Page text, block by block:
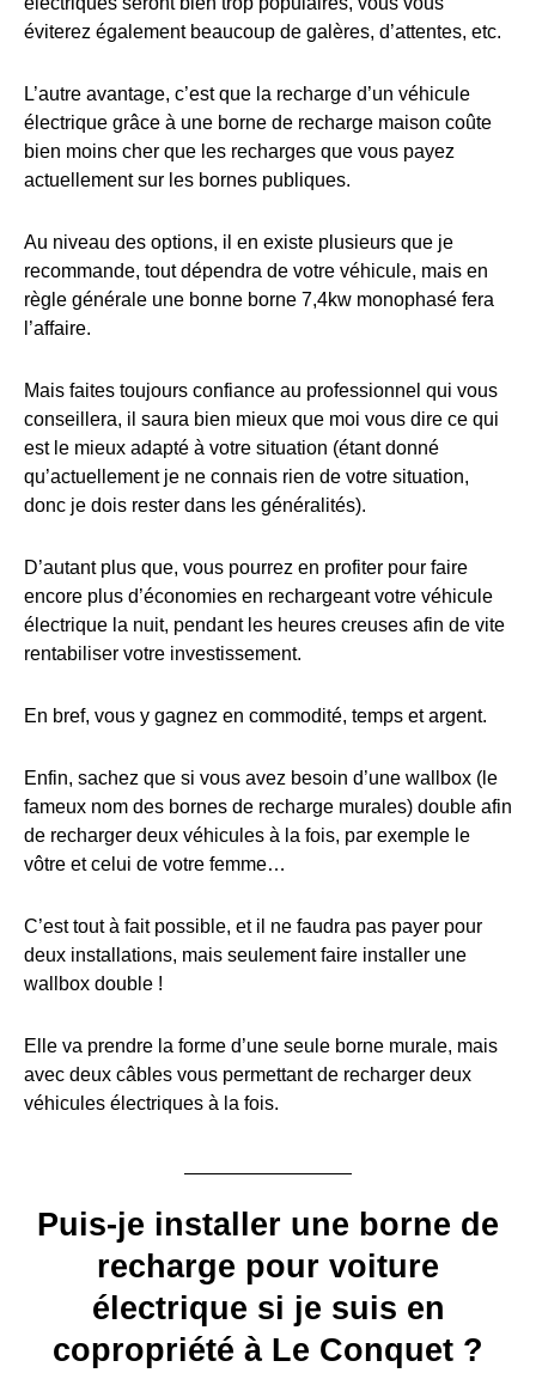
éviterez également beaucoup de galères, d’attentes, etc.
L’autre avantage, c’est que la recharge d’un véhicule
électrique grâce à une borne de recharge maison coûte
bien moins cher que les recharges que vous payez
actuellement sur les bornes publiques.
Au niveau des options, il en existe plusieurs que je
recommande, tout dépendra de votre véhicule, mais en
règle générale une bonne borne 7,4kw monophasé fera
l’affaire.
Mais faites toujours confiance au professionnel qui vous
conseillera, il saura bien mieux que moi vous dire ce qui
est le mieux adapté à votre situation (étant donné
qu’actuellement je ne connais rien de votre situation,
donc je dois rester dans les généralités).
D’autant plus que, vous pourrez en profiter pour faire
encore plus d’économies en rechargeant votre véhicule
électrique la nuit, pendant les heures creuses afin de vite
rentabiliser votre investissement.
En bref, vous y gagnez en commodité, temps et argent.
Enfin, sachez que si vous avez besoin d’une wallbox (le
fameux nom des bornes de recharge murales) double afin
de recharger deux véhicules à la fois, par exemple le
vôtre et celui de votre femme…
C’est tout à fait possible, et il ne faudra pas payer pour
deux installations, mais seulement faire installer une
wallbox double !
Elle va prendre la forme d’une seule borne murale, mais
avec deux câbles vous permettant de recharger deux
véhicules électriques à la fois.
Puis-je installer une borne de
recharge pour voiture
électrique si je suis en
copropriété à Le Conquet ?